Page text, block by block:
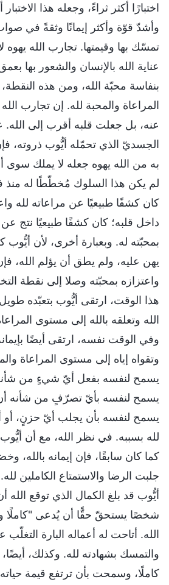
اختبارًا أكثر ثراءً، وجعله هذا
وأشدّ قوّة وأكثر إيمانًا وثقةً في
تمسّك بها وقيمتها. تجارب الله يهوه
عناية الله بالإنسان والشعور بها
بنفاسة محبّة الله، ومن هذه
المراعاة والمحبة لله. إن تجارب
عنه، بل جعلت قلبه أقرب إلى الله.
الجسديّ الذي تحمّله أيُّوب ذروته،
به من الله يهوه جعله لا يملك سوى
لم يكن هذا السلوك مُخطّطًا له منذ
كان كشفًا طبيعيًا عن مراعاته لله
داخل قلبه؛ كان كشفًا طبيعيًا نتج عن
بمحبّته له. وبعبارة أخرى، لأن أيُّوب
يهن عليه، ولم يطق أن يؤلم الله،
واعتزازه بمحبّته وصلا إلى نقطة
هذا الوقت، ارتقى أيُّوب بتعبّده
الله وتعلقه بالله إلى مستوى
وفي الوقت نفسه، ارتقى أيضًا
وتقواه إياه إلى مستوى المراعاة
يسمح لنفسه بفعل أيّ شيءٍ من شأنه
يسمح لنفسه بأيّ تصرّفٍ من شأنه أن
يسمح لنفسه بأن يجلب أيّ حزنٍ، أو
لله بسببه. في نظر الله، مع أن
كما كان سابقًا، فإن إيمانه بالله،
جلبت الرضا والاستمتاع الكاملين
أيُّوب قد بلغ الكمال الذي توقع الله
شخصًا يستحقّ حقًّا أن يُدعى "كاملًا
الله. أتاحت له أعماله البارة
والتمسك بشهادته لله. وكذلك، أيضًا،
كاملًا، وسمحت بأن ترتفع قيمة